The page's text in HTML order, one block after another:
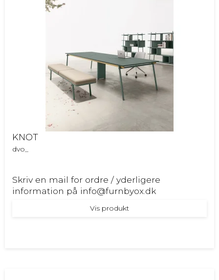
KNOT
dvo_
Skriv en mail for ordre / yderligere
information på info@furnbyox.dk
Vis produkt